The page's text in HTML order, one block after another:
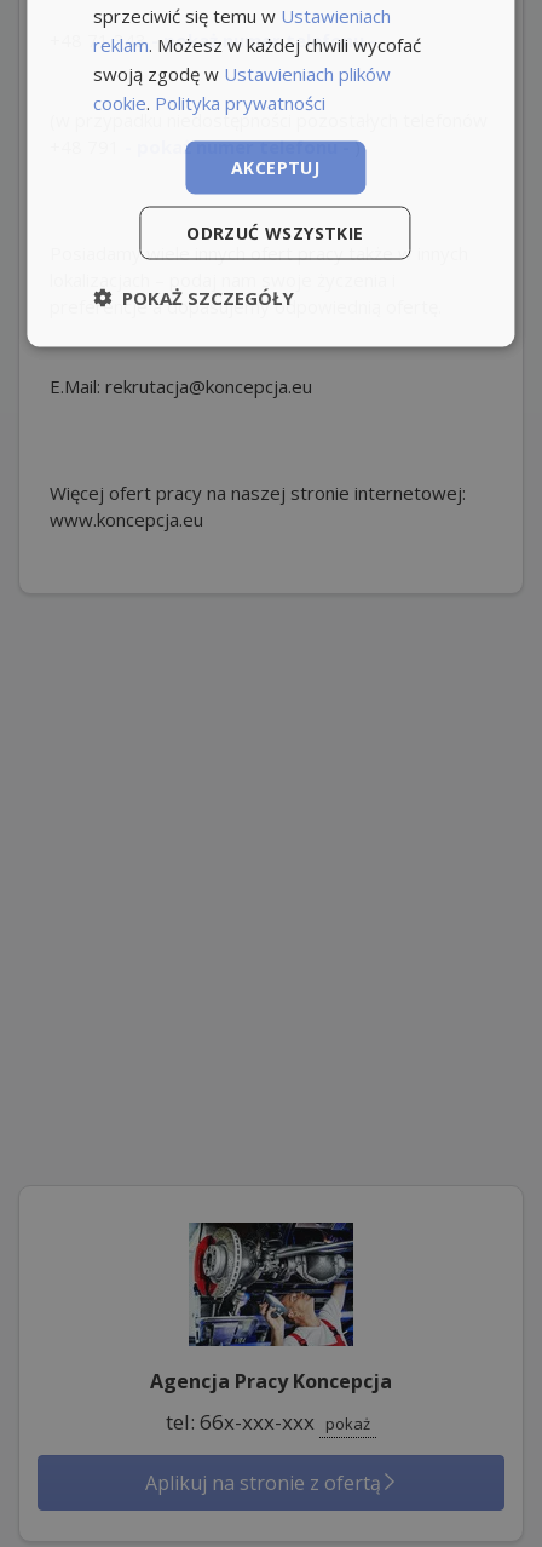
71 343- pokaż numer telefonu -
(w przypadku niedostępności pozostałych telefonów
- pokaż numer telefonu -)
Posiadamy wiele innych ofert pracy także w innych
preferencje a dopasujemy odpowiednią ofertę.
E.Mail: rekrutacja@koncepcja.eu
Więcej ofert pracy na naszej stronie internetowej:
www.koncepcja.eu
Agencja Pracy Koncepcja
tel: 66x-xxx-xxx pokaż
Aplikuj na stronie z ofertą
sprzeciwić się temu w Ustawieniach
reklam. Możesz w każdej chwili wycofać
swoją zgodę w Ustawieniach plików
cookie. Polityka prywatności
AKCEPTUJ
ODRZUĆ WSZYSTKIE
POKAŻ SZCZEGÓŁY